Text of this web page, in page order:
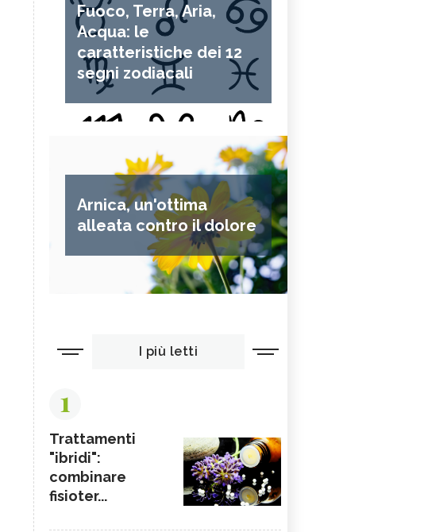
Fuoco, Terra, Aria,
Acqua: le
caratteristiche dei 12
segni zodiacali
Arnica, un'ottima
alleata contro il dolore
I più letti
1
Trattamenti
"ibridi":
combinare
fisioter...